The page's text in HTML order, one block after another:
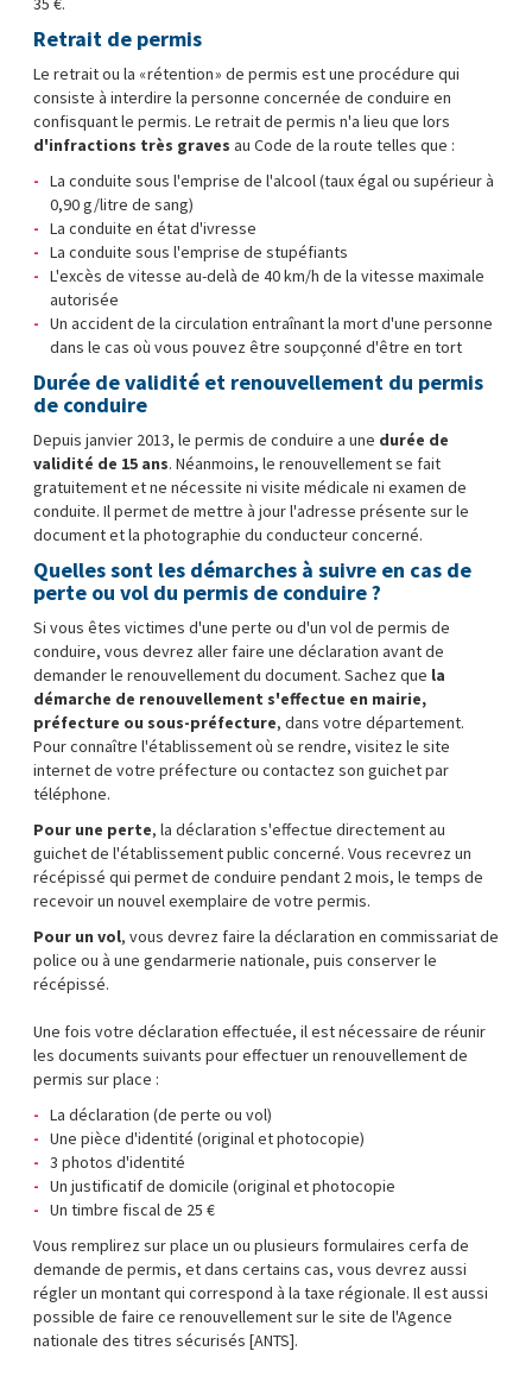
Retrait de permis
Le retrait ou la « rétention » de permis est une procédure qui
consiste à interdire la personne concernée de conduire en
confisquant le permis. Le retrait de permis n'a lieu que lors
d'infractions très graves au Code de la route telles que :
La conduite sous l'emprise de l'alcool (taux égal ou supérieur à
0,90 g/litre de sang)
La conduite en état d'ivresse
La conduite sous l'emprise de stupéfiants
L'excès de vitesse au-delà de 40 km/h de la vitesse maximale
autorisée
Un accident de la circulation entraînant la mort d'une personne
dans le cas où vous pouvez être soupçonné d'être en tort
Durée de validité et renouvellement du permis
de conduire
Depuis janvier 2013, le permis de conduire a une durée de
validité de 15 ans. Néanmoins, le renouvellement se fait
gratuitement et ne nécessite ni visite médicale ni examen de
conduite. Il permet de mettre à jour l'adresse présente sur le
document et la photographie du conducteur concerné.
Quelles sont les démarches à suivre en cas de
perte ou vol du permis de conduire ?
Si vous êtes victimes d'une perte ou d'un vol de permis de
conduire, vous devrez aller faire une déclaration avant de
demander le renouvellement du document. Sachez que la
démarche de renouvellement s'effectue en mairie,
préfecture ou sous-préfecture, dans votre département.
Pour connaître l'établissement où se rendre, visitez le site
internet de votre préfecture ou contactez son guichet par
téléphone.
Pour une perte, la déclaration s'effectue directement au
guichet de l'établissement public concerné. Vous recevrez un
récépissé qui permet de conduire pendant 2 mois, le temps de
recevoir un nouvel exemplaire de votre permis.
Pour un vol, vous devrez faire la déclaration en commissariat de
police ou à une gendarmerie nationale, puis conserver le
récépissé.
Une fois votre déclaration effectuée, il est nécessaire de réunir
les documents suivants pour effectuer un renouvellement de
permis sur place :
La déclaration (de perte ou vol)
Une pièce d'identité (original et photocopie)
3 photos d'identité
Un justificatif de domicile (original et photocopie
Un timbre fiscal de 25 €
Vous remplirez sur place un ou plusieurs formulaires cerfa de
demande de permis, et dans certains cas, vous devrez aussi
régler un montant qui correspond à la taxe régionale. Il est aussi
possible de faire ce renouvellement sur le site de l'Agence
nationale des titres sécurisés [ANTS].